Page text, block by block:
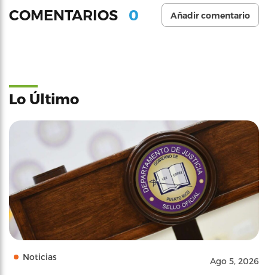
COMENTARIOS 0 Añadir comentario
Lo Último
Noticias Ago 5, 2026